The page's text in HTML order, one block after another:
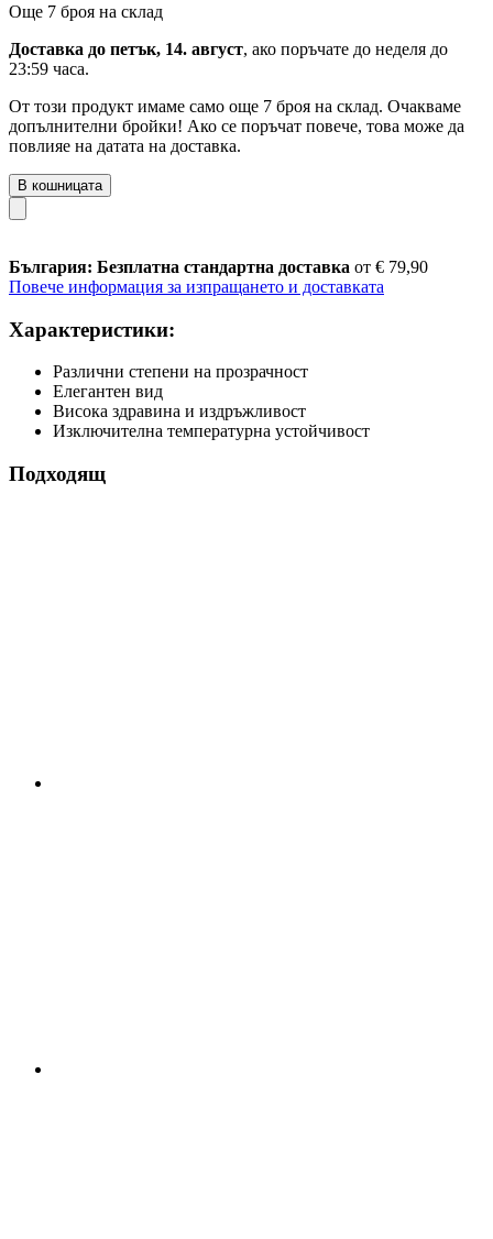
Още 7 броя на склад
Доставка до петък, 14. август, ако поръчате до неделя до
23:59 часа.
От този продукт имаме само още 7 броя на склад. Очакваме
допълнителни бройки! Ако се поръчат повече, това може да
повлияе на датата на доставка.
В кошницата
България: Безплатна стандартна доставка от € 79,90
Повече информация за изпращането и доставката
Характеристики:
Различни степени на прозрачност
Елегантен вид
Висока здравина и издръжливост
Изключителна температурна устойчивост
Подходящ